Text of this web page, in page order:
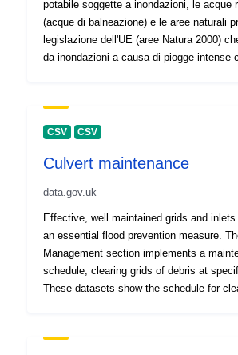
potabile soggette a inondazioni, le acque
(acque di balneazione) e le aree naturali
legislazione dell'UE (aree Natura 2000)
da inondazioni a causa di piogge intense
CSV CSV
Culvert maintenance
data.gov.uk
Effective, well maintained grids and
an essential flood prevention measure.
Management section implements a
schedule, clearing grids of debris at
These datasets show the schedule for
both datasets is 'Grid_ID'.